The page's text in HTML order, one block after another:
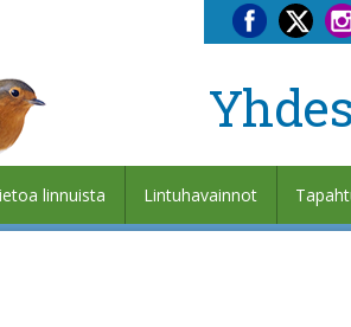
linnuista Lintuhavainnot